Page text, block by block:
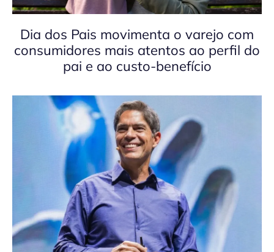
Dia dos Pais movimenta o varejo com
consumidores mais atentos ao perfil do
pai e ao custo-benefício